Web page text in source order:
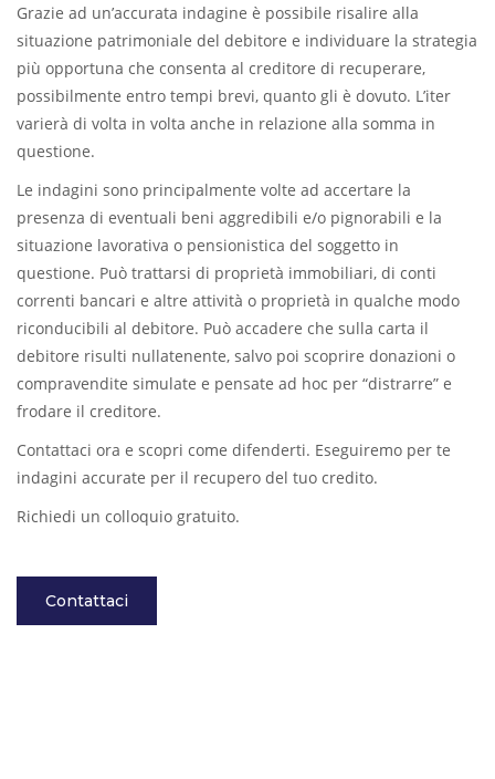
Grazie ad un’accurata indagine è possibile risalire alla
situazione patrimoniale del debitore e individuare la strategia
più opportuna che consenta al creditore di recuperare,
possibilmente entro tempi brevi, quanto gli è dovuto. L’iter
varierà di volta in volta anche in relazione alla somma in
questione.
Le indagini sono principalmente volte ad accertare la
presenza di eventuali beni aggredibili e/o pignorabili e la
situazione lavorativa o pensionistica del soggetto in
questione. Può trattarsi di proprietà immobiliari, di conti
correnti bancari e altre attività o proprietà in qualche modo
riconducibili al debitore. Può accadere che sulla carta il
debitore risulti nullatenente, salvo poi scoprire donazioni o
compravendite simulate e pensate ad hoc per “distrarre” e
frodare il creditore.
Contattaci ora e scopri come difenderti. Eseguiremo per te
indagini accurate per il recupero del tuo credito.
Richiedi un colloquio gratuito.
Contattaci